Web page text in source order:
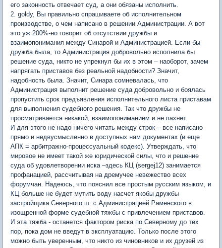
его законность отвечает суд, а они обязаны исполнить.
2. goldy, Вы правильно спрашиваете об исполнительном
производстве, о чем написано в решении Администрации. А вот
это уж 200%-но говорит об отсутствии дружбы и
взаимопонимания между Синарой и Администрацией. Если бы
дружба была, то Администрация добровольно исполнила бы
решение суда, никто не упрекнул бы их в этом – наоборот, зачем
напрягать приставов без реальной надобности? Значит,
надобность была. Значит, Синара сомневалась, что
Администрация выполнит решение суда добровольно и боялась
пропустить срок предъявления исполнительного листа приставам
для выполнения судебного решения. Так что дружбы не
просматривается никакой, взаимопониманием и не пахнет.
И для этого не надо ничего читать между строк – все написано
прямо и недвусмысленно в доступных нам документах (и еще
АПК = арбитражно-процессуальный кодекс). Утверждать, что
мировое не имеет такой же юридической силы, что и решение
суда об удовлетворении иска –здесь КЦ (sergej12) занимается
профанацией, рассчитывая на дремучее невежество всех
форумчан. Надеюсь, что пояснил все простым русским языком, и
КЦ больше не будет мутить воду насчет якобы дружбы
застройщика Северного ш. с Администрацией Раменского в
изощренной форме судебной тяжбы с привлечением приставов.
И эта тяжба - останется фактором риска по Северному до тех
пор, пока дом не введут в эксплуатацию. Только после этого
можно быть уверенным, что никто из чиновников и их друзей из